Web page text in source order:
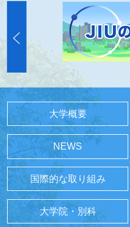
大学概要
NEWS
国際的な取り組み
大学院・別科